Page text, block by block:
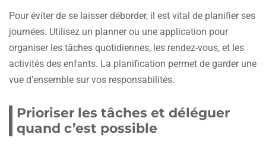
Pour éviter de se laisser déborder, il est vital de planifier ses
journées. Utilisez un planner ou une application pour
organiser les tâches quotidiennes, les rendez-vous, et les
activités des enfants. La planification permet de garder une
vue d’ensemble sur vos responsabilités.
Prioriser les tâches et déléguer
quand c’est possible